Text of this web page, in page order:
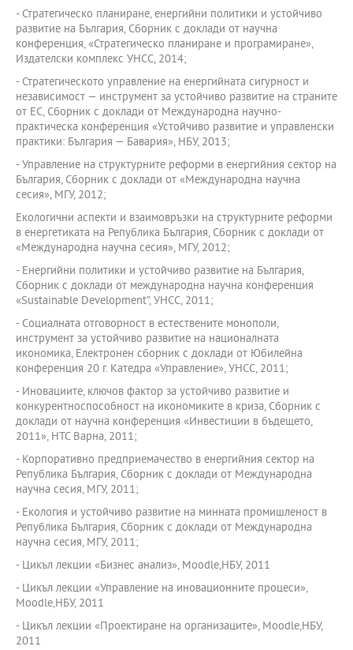
- Стратегическо планиране, енергийни политики и устойчиво
развитие на България, Сборник с доклади от научна
конференция, «Стратегическо планиране и програмиране»,
Издателски комплекс УНСС, 2014;
- Стратегическото управление на енергийната сигурност и
независимост — инструмент за устойчиво развитие на страните
от ЕС, Сборник с доклади от Международна научно-
практическа конференция «Устойчиво развитие и управленски
практики: България — Бавария», НБУ, 2013;
- Управление на структурните реформи в енергийния сектор на
България, Сборник с доклади от «Международна научна
сесия», МГУ, 2012;
Екологични аспекти и взаимовръзки на структурните реформи
в енергетиката на Република България, Сборник с доклади от
«Международна научна сесия», МГУ, 2012;
- Енергийни политики и устойчиво развитие на България,
Сборник с доклади от международна научна конференция
«Sustainable Development”, УНСС, 2011;
- Социалната отговорност в естествените монополи,
инструмент за устойчиво развитие на националната
икономика, Електронен сборник с доклади от Юбилейна
конференция 20 г. Катедра «Управление», УНСС, 2011;
- Иновациите, ключов фактор за устойчиво развитие и
конкурентноспособност на икономиките в криза, Сборник с
доклади от научна конференция «Инвестиции в бъдещето,
2011», НТС Варна, 2011;
- Корпоративно предприемачество в енергийния сектор на
Република България, Сборник с доклади от Международна
научна сесия, МГУ, 2011;
- Екология и устойчиво развитие на минната промишленост в
Република България, Сборник с доклади от Международна
научна сесия, МГУ, 2011;
- Цикъл лекции «Бизнес анализ», Moodle,НБУ, 2011
- Цикъл лекции «Управление на иновационните процеси»,
Moodle,НБУ, 2011
- Цикъл лекции «Проектиране на организаците», Moodle,НБУ,
2011